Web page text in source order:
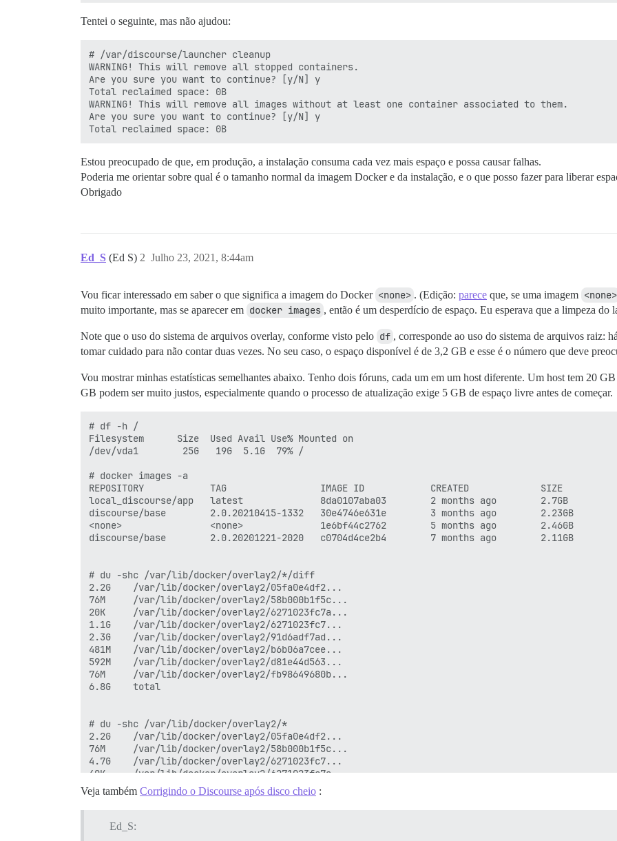
Tentei o seguinte, mas não ajudou:
# /var/discourse/launcher cleanup
WARNING! This will remove all stopped containers.
Are you sure you want to continue? [y/N] y
Total reclaimed space: 0B
WARNING! This will remove all images without at least one container associated to them.
Are you sure you want to continue? [y/N] y
Estou preocupado de que, em produção, a instalação consuma cada vez mais espaço e possa causar falhas.
Poderia me orientar sobre qual é o tamanho normal da imagem Docker e da instalação, e o que posso fazer para liberar
Obrigado
Ed_S (Ed S) Julho 23, 2021, 8:44am
2
Vou ficar interessado em saber o que significa a imagem do Docker <none> . (Edição: parece que, se uma imagem <none>
muito importante, mas se aparecer em docker images , então é um desperdício de espaço. Eu esperava que a limpeza
Note que o uso do sistema de arquivos overlay, conforme visto pelo df , corresponde ao uso do sistema de arquivos raiz:
tomar cuidado para não contar duas vezes. No seu caso, o espaço disponível é de 3,2 GB e esse é o número que deve
Vou mostrar minhas estatísticas semelhantes abaixo. Tenho dois fóruns, cada um em um host diferente. Um host tem 20
GB podem ser muito justos, especialmente quando o processo de atualização exige 5 GB de espaço livre antes de começar.
# df -h /
Filesystem      Size  Used Avail Use% Mounted on
/dev/vda1        25G   19G  5.1G  79% /
# docker images -a
REPOSITORY            TAG                 IMAGE ID            CREATED             SIZE
local_discourse/app   latest              8da0107aba03        2 months ago        2.7GB
discourse/base        2.0.20210415-1332   30e4746e631e        3 months ago        2.23GB
<none>                <none>              1e6bf44c2762        5 months ago        2.46GB
discourse/base        2.0.20201221-2020   c0704d4ce2b4        7 months ago        2.11GB
# du -shc /var/lib/docker/overlay2/*/diff
2.2G	/var/lib/docker/overlay2/05fa0e4df2...
76M 	/var/lib/docker/overlay2/58b000b1f5c...
20K  	/var/lib/docker/overlay2/6271023fc7a...
1.1G	/var/lib/docker/overlay2/6271023fc7...
2.3G	/var/lib/docker/overlay2/91d6adf7ad...
481M	/var/lib/docker/overlay2/b6b06a7cee...
592M	/var/lib/docker/overlay2/d81e44d563...
76M 	/var/lib/docker/overlay2/fb98649680b...
6.8G	total
# du -shc /var/lib/docker/overlay2/*
2.2G	/var/lib/docker/overlay2/05fa0e4df2...
76M 	/var/lib/docker/overlay2/58b000b1f5c...
4.7G	/var/lib/docker/overlay2/6271023fc7...
40K  	/var/lib/docker/overlay2/6271023fc7a...
2.3G	/var/lib/docker/overlay2/91d6adf7ad...
481M	/var/lib/docker/overlay2/b6b06a7cee...
76M 	/var/lib/docker/overlay2/fb98649680b...
Veja também Corrigindo o Discourse após disco cheio :
Ed_S: